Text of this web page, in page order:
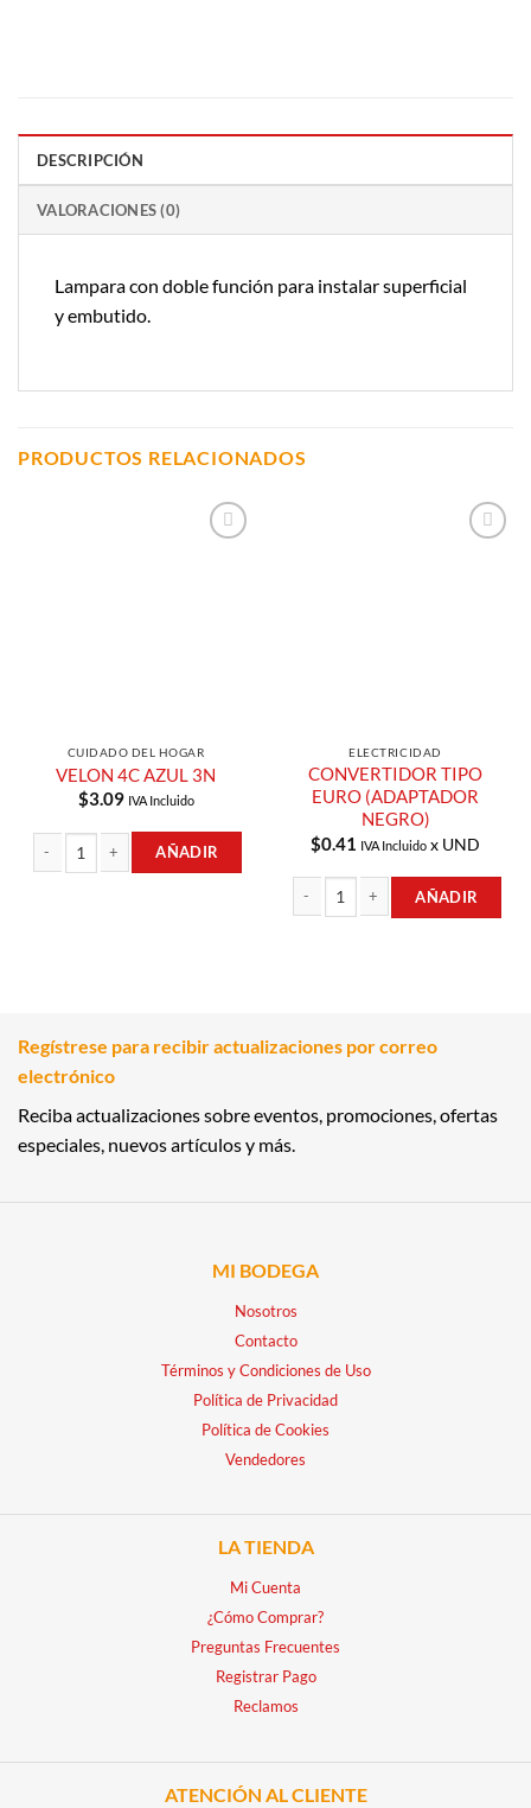
DESCRIPCIÓN
VALORACIONES (0)
Lampara con doble función para instalar superficial
y embutido.
PRODUCTOS RELACIONADOS
CUIDADO DEL HOGAR
VELON 4C AZUL 3N
$3.09 IVA Incluido
AÑADIR
ELECTRICIDAD
CONVERTIDOR TIPO
EURO (ADAPTADOR
NEGRO)
$0.41 IVA Incluido x UND
AÑADIR
Regístrese para recibir actualizaciones por correo
electrónico
Reciba actualizaciones sobre eventos, promociones, ofertas
especiales, nuevos artículos y más.
MI BODEGA
Nosotros
Contacto
Términos y Condiciones de Uso
Política de Privacidad
Política de Cookies
Vendedores
LA TIENDA
Mi Cuenta
¿Cómo Comprar?
Preguntas Frecuentes
Registrar Pago
Reclamos
ATENCIÓN AL CLIENTE